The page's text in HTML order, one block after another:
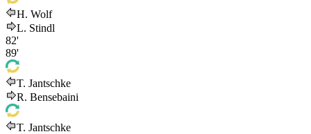
H. Wolf
L. Stindl
82'
89'
T. Jantschke
R. Bensebaini
T. Jantschke